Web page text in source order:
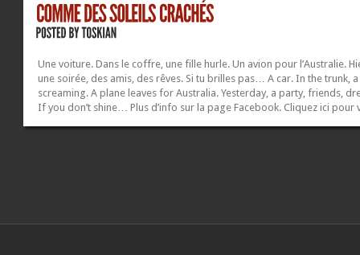
Une voiture. Dans le coffre, une fille hurle. Un avion pour l’Australie.
une soirée, des amis, des rêves. Si tu brilles pas… A car. In the trunk,
screaming. A plane leaves for Australia. Yesterday, a party, friends,
If you don’t shine… Plus d’info sur la page Facebook. Cliquez ici pour